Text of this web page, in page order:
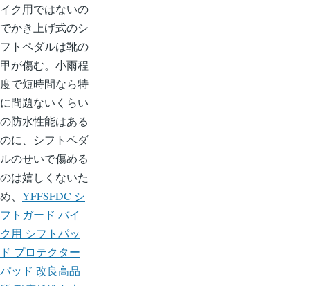
イク用ではないの
でかき上げ式のシ
フトペダルは靴の
甲が傷む。小雨程
度で短時間なら特
に問題ないくらい
の防水性能はある
のに、シフトペダ
ルのせいで傷める
のは嬉しくないた
め、 YFFSFDC シ
フトガード バイ
ク用 シフトパッ
ド プロテクター
パッド 改良高品